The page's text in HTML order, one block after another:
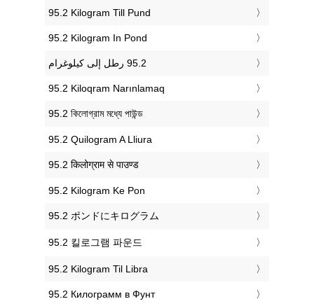
‎95.2 Kilogram Till Pund
‎95.2 Kilogram In Pond
‎95.2 Kiloqram Narınlamaq
‎95.2 কিলোগ্রাম মধ্যে পাউন্ড
‎95.2 Quilogram A Lliura
‎95.2 किलोग्राम से पाउण्ड
‎95.2 Kilogram Ke Pon
‎95.2 ポンドにキログラム
‎95.2 킬로그램 파운드
‎95.2 Kilogram Til Libra
‎95.2 Килограмм в Фунт